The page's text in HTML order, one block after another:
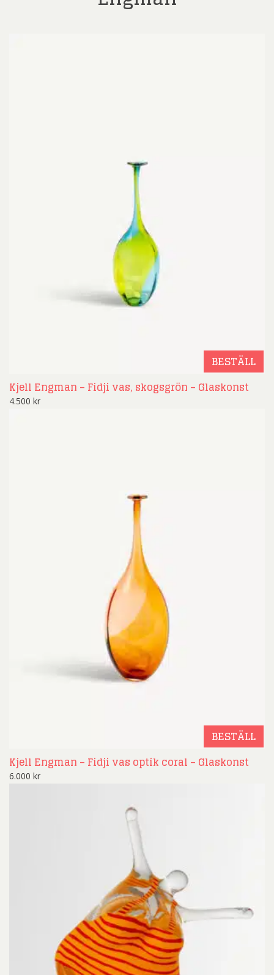
BESTÄLL
Kjell Engman – Fidji vas, skogsgrön – Glaskonst
4.500 kr
BESTÄLL
Kjell Engman – Fidji vas optik coral – Glaskonst
6.000 kr